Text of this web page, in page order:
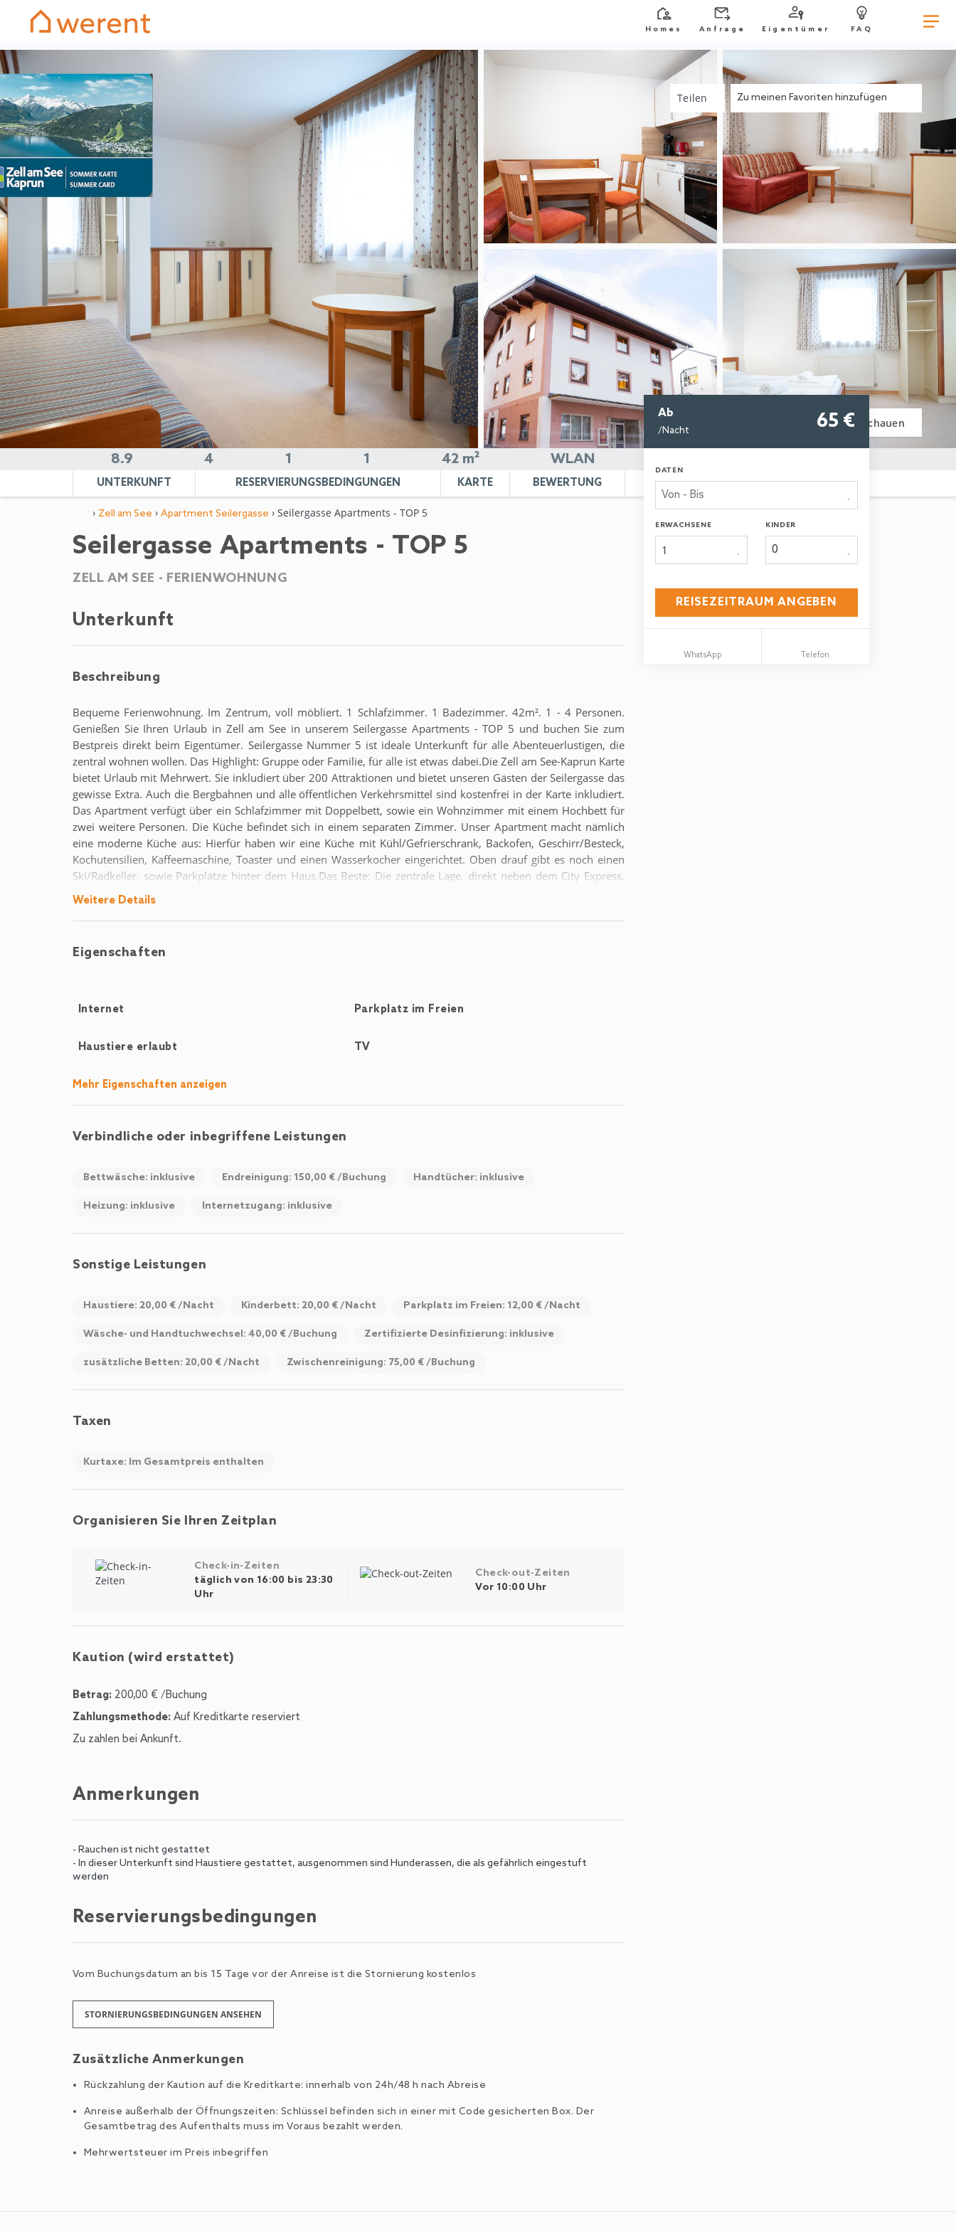
Homes Anfrage Eigentümer FAQ
Bilder anschauen
Zu meinen Favoriten hinzufügen
Teilen
8.9 4 1 1 42 m² WLAN
UNTERKUNFT RESERVIERUNGSBEDINGUNGEN KARTE BEWERTUNG
› Zell am See › Apartment Seilergasse › Seilergasse Apartments - TOP 5
Seilergasse Apartments - TOP 5
ZELL AM SEE - FERIENWOHNUNG
Ab
/Nacht 65 €
DATEN
ERWACHSENE
1
KINDER
REISEZEITRAUM ANGEBEN
WhatsApp Telefon
Unterkunft
Beschreibung
Bequeme Ferienwohnung. Im Zentrum, voll möbliert. 1 Schlafzimmer. 1 Badezimmer. 42m². 1 - 4 Personen.
Genießen Sie Ihren Urlaub in Zell am See in unserem Seilergasse Apartments - TOP 5 und buchen Sie zum
Bestpreis direkt beim Eigentümer. Seilergasse Nummer 5 ist ideale Unterkunft für alle Abenteuerlustigen, die
zentral wohnen wollen. Das Highlight: Gruppe oder Familie, für alle ist etwas dabei.Die Zell am See-Kaprun Karte
bietet Urlaub mit Mehrwert. Sie inkludiert über 200 Attraktionen und bietet unseren Gästen der Seilergasse das
gewisse Extra. Auch die Bergbahnen und alle öffentlichen Verkehrsmittel sind kostenfrei in der Karte inkludiert.
Das Apartment verfügt über ein Schlafzimmer mit Doppelbett, sowie ein Wohnzimmer mit einem Hochbett für
zwei weitere Personen. Die Küche befindet sich in einem separaten Zimmer. Unser Apartment macht nämlich
eine moderne Küche aus: Hierfür haben wir eine Küche mit Kühl/Gefrierschrank, Backofen, Geschirr/Besteck,
Kochutensilien, Kaffeemaschine, Toaster und einen Wasserkocher eingerichtet. Oben drauf gibt es noch einen
Ski/Radkeller, sowie Parkplätze hinter dem Haus.Das Beste: Die zentrale Lage, direkt neben dem City Express.
(100m) Auch mit Skischuhen erreicht man die Bahn innerhalb weniger Gehminuten. Den Altstadtkern mit
Region einen 18-Loch Platz (4km). Der nächste Flughafen befindet sich in Salzburg (75km) und ist mit dem Auto
Weitere Details
Eigenschaften
Internet Parkplatz im Freien
Haustiere erlaubt TV
Mehr Eigenschaften anzeigen
Verbindliche oder inbegriffene Leistungen
Bettwäsche: inklusive Endreinigung: 150,00 € /Buchung Handtücher: inklusive
Heizung: inklusive Internetzugang: inklusive
Sonstige Leistungen
Haustiere: 20,00 € /Nacht Kinderbett: 20,00 € /Nacht Parkplatz im Freien: 12,00 € /Nacht
Wäsche- und Handtuchwechsel: 40,00 € /Buchung Zertifizierte Desinfizierung: inklusive
zusätzliche Betten: 20,00 € /Nacht Zwischenreinigung: 75,00 € /Buchung
Taxen
Kurtaxe: Im Gesamtpreis enthalten
Organisieren Sie Ihren Zeitplan
Check-in-Zeiten
täglich von 16:00 bis 23:30
Uhr
Check-out-Zeiten
Vor 10:00 Uhr
Kaution (wird erstattet)
Betrag: 200,00 € /Buchung
Zahlungsmethode: Auf Kreditkarte reserviert
Zu zahlen bei Ankunft.
Anmerkungen
- Rauchen ist nicht gestattet
- In dieser Unterkunft sind Haustiere gestattet, ausgenommen sind Hunderassen, die als gefährlich eingestuft
werden
Reservierungsbedingungen
Vom Buchungsdatum an bis 15 Tage vor der Anreise ist die Stornierung kostenlos
STORNIERUNGSBEDINGUNGEN ANSEHEN
Zusätzliche Anmerkungen
Rückzahlung der Kaution auf die Kreditkarte: innerhalb von 24h/48 h nach Abreise
Anreise außerhalb der Öffnungszeiten: Schlüssel befinden sich in einer mit Code gesicherten Box. Der
Gesamtbetrag des Aufenthalts muss im Voraus bezahlt werden.
Mehrwertsteuer im Preis inbegriffen